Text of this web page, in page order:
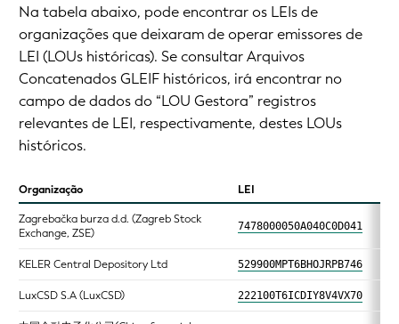
Na tabela abaixo, pode encontrar os LEIs de
organizações que deixaram de operar emissores de
LEI (LOUs históricas). Se consultar Arquivos
Concatenados GLEIF históricos, irá encontrar no
campo de dados do “LOU Gestora” registros
relevantes de LEI, respectivamente, destes LOUs
históricos.
Organização LEI
Zagrebačka burza d.d. (Zagreb Stock
Exchange, ZSE)
7478000050A040C0D041
KELER Central Depository Ltd 529900MPT6BHOJRPB746
LuxCSD S.A (LuxCSD) 222100T6ICDIY8V4VX70